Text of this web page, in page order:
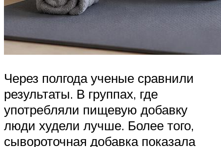
Через полгода ученые сравнили
результаты. В группах, где
употребляли пищевую добавку
люди худели лучше. Более того,
сывороточная добавка показала